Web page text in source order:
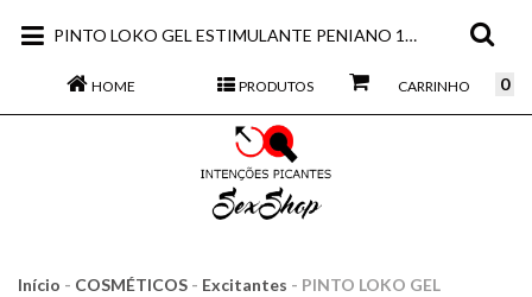
PINTO LOKO GEL ESTIMULANTE PENIANO 15G – CÓD 3648
HOME PRODUTOS 0
CARRINHO
Início - COSMÉTICOS - Excitantes - PINTO LOKO GEL